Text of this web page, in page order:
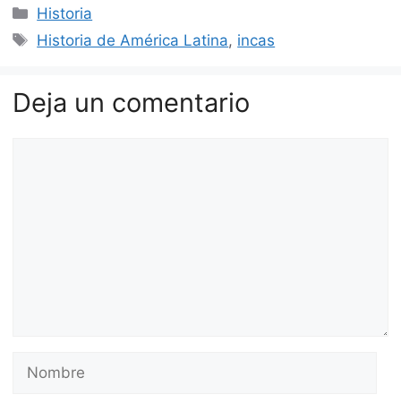
Categorías
Historia
Etiquetas
Historia de América Latina, incas
Deja un comentario
Nombre